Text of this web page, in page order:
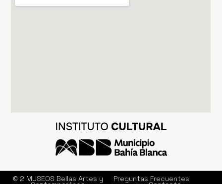
© 2 MUSEOS Bellas Artes y Preguntas Frecuentes